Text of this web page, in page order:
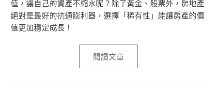
值，讓自己的資產不縮水呢？除了黃金、股票外，房地產
絕對是最好的抗通膨利器，選擇「稀有性」能讓房產的價
值更加穩定成長！
閱讀文章